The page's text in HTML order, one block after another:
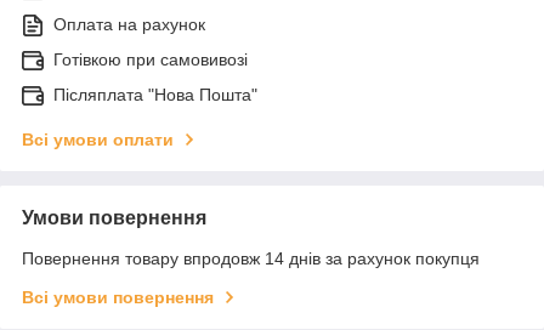
Оплата на рахунок
Готівкою при самовивозі
Післяплата "Нова Пошта"
Всі умови оплати
Умови повернення
Повернення товару впродовж 14 днів за рахунок покупця
Всі умови повернення